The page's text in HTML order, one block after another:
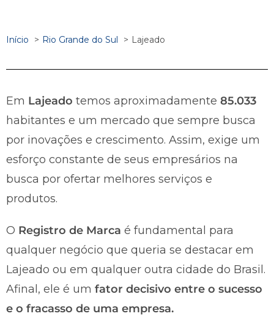
Início Rio Grande do Sul Lajeado
Em Lajeado temos aproximadamente 85.033
habitantes e um mercado que sempre busca
por inovações e crescimento. Assim, exige um
esforço constante de seus empresários na
busca por ofertar melhores serviços e
produtos.
O Registro de Marca é fundamental para
qualquer negócio que queria se destacar em
Lajeado ou em qualquer outra cidade do Brasil.
Afinal, ele é um fator decisivo entre o sucesso
e o fracasso de uma empresa.